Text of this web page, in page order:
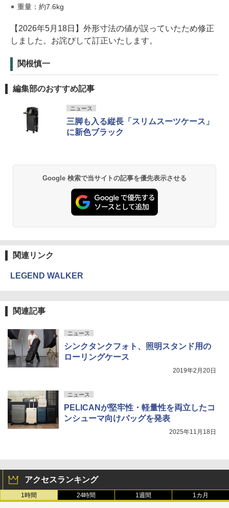
重量：約7.6kg
【2026年5月18日】外形寸法の値が誤っていたため修正
しました。お詫びして訂正いたします。
関根慎一
編集部のおすすめ記事
ニュース
三脚も入る縦長「スリムスーツケース」
に新色ブラック
Google 検索で当サイトの記事を優先表示させる
関連リンク
LEGEND WALKER
関連記事
ニュース
シンクタンクフォト、照明スタンド用の
ローリングケース
2019年2月20日
ニュース
PELICANが堅牢性・軽量性を両立したコ
ンシューマ向けバッグを発表
2025年11月18日
アクセスランキング
1時間 24時間 1週間 1カ月